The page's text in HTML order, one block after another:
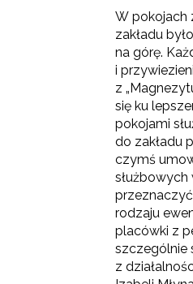
W pokojach
zakładu
na górę.
i
z
się ku
pokojami
do zakładu
czymś
rodzaju
placówki z
szczególnie
z